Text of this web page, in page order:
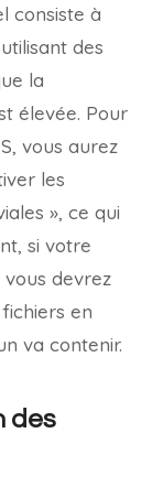
consiste à
des
la
élevée. Pour
vous aurez
les
», ce qui
si votre
devrez
en
va contenir.
des